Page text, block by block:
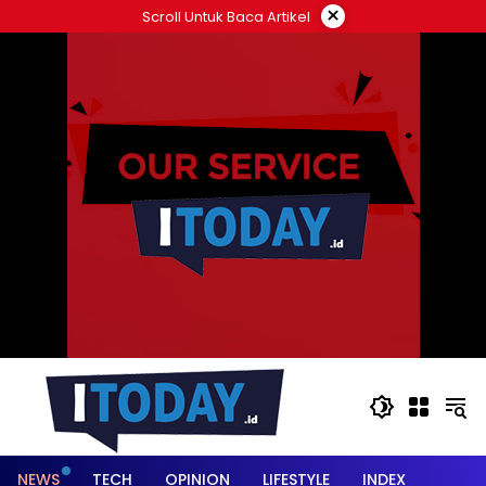
ke
Scroll Untuk Baca Artikel ×
NEWS TECH OPINION LIFESTYLE INDEX